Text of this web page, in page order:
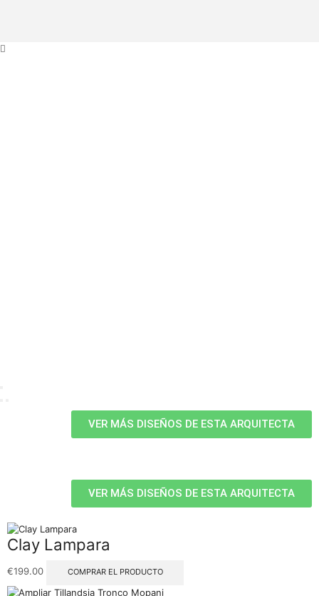
VER MÁS DISEÑOS DE ESTA ARQUITECTA
VER MÁS DISEÑOS DE ESTA ARQUITECTA
Clay Lampara
€199.00 COMPRAR EL PRODUCTO